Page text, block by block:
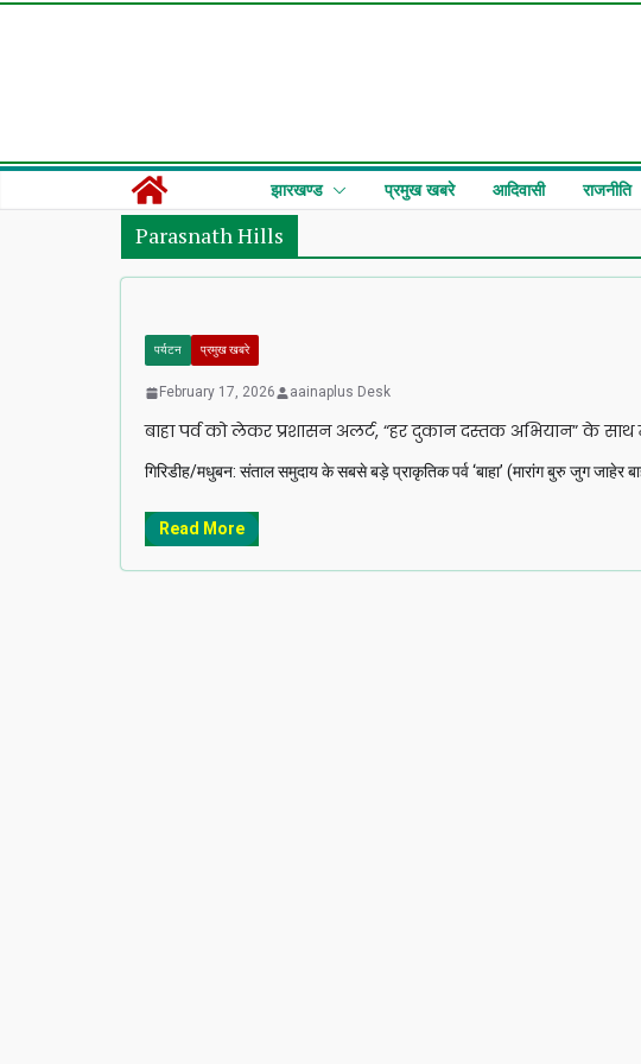
झारखण्ड प्रमुख खबरे आदिवासी राजनीति
Parasnath Hills
पर्यटन प्रमुख खबरे
February 17, 2026 aainaplus Desk
बाहा पर्व को लेकर प्रशासन अलर्ट, “हर दुकान दस्तक अभियान” के
गिरिडीह/मधुबन: संताल समुदाय के सबसे बड़े प्राकृतिक पर्व ‘बाहा’ (मारांग बुरु जुग जाहेर
Read More